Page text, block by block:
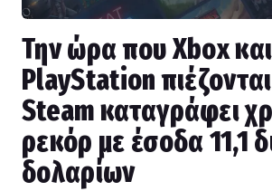
Την ώρα που Xbox και
PlayStation
Steam καταγράφει
ρεκόρ με έσοδα 11,1
δολαρίων